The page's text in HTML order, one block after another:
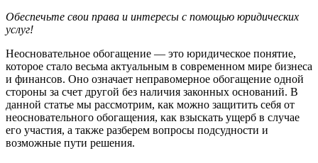
Обеспечьте свои права и интересы с помощью юридических
услуг!
Неосновательное обогащение — это юридическое понятие,
которое стало весьма актуальным в современном мире бизнеса
и финансов. Оно означает неправомерное обогащение одной
стороны за счет другой без наличия законных оснований. В
данной статье мы рассмотрим, как можно защитить себя от
неосновательного обогащения, как взыскать ущерб в случае
его участия, а также разберем вопросы подсудности и
возможные пути решения.